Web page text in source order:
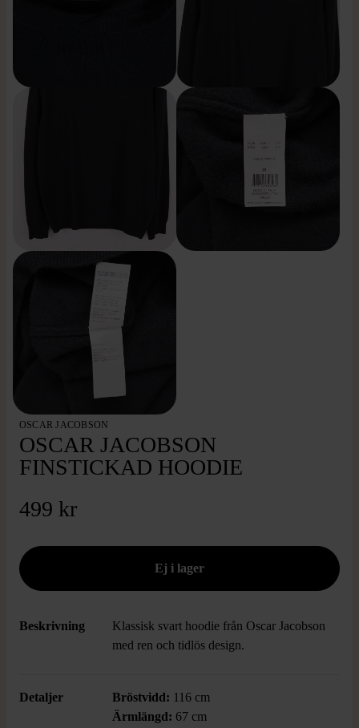
OSCAR JACOBSON
OSCAR JACOBSON
FINSTICKAD HOODIE
499 kr
Beskrivning
Klassisk svart hoodie från Oscar Jacobson
med ren och tidlös design.
Detaljer Bröstvidd: 116 cm
Ärmlängd: 67 cm